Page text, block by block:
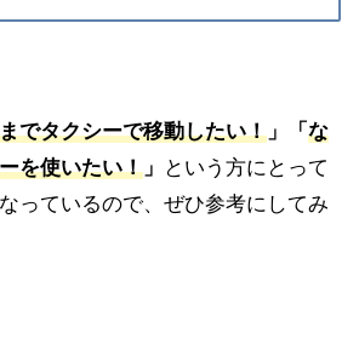
までタクシーで移動したい！ 」「な
を使いたい！ 」 という方にとって
っているので、ぜひ参考にしてみ